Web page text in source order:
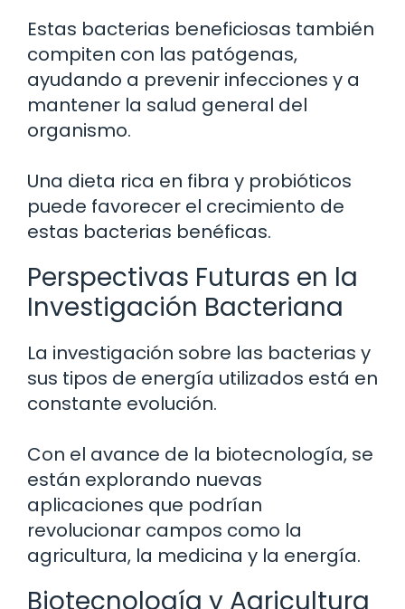
Estas bacterias beneficiosas también
compiten con las patógenas,
ayudando a prevenir infecciones y a
mantener la salud general del
organismo.
Una dieta rica en fibra y probióticos
puede favorecer el crecimiento de
estas bacterias benéficas.
Perspectivas Futuras en la
Investigación Bacteriana
La investigación sobre las bacterias y
sus tipos de energía utilizados está en
constante evolución.
Con el avance de la biotecnología, se
están explorando nuevas
aplicaciones que podrían
revolucionar campos como la
agricultura, la medicina y la energía.
Biotecnología y Agricultura